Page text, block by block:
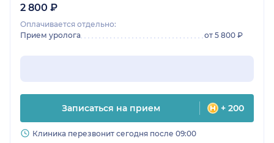
2 800 ₽
Оплачивается отдельно:
Прием уролога
от 5 800 ₽
Записаться на прием + 200
Клиника перезвонит сегодня после 09:00